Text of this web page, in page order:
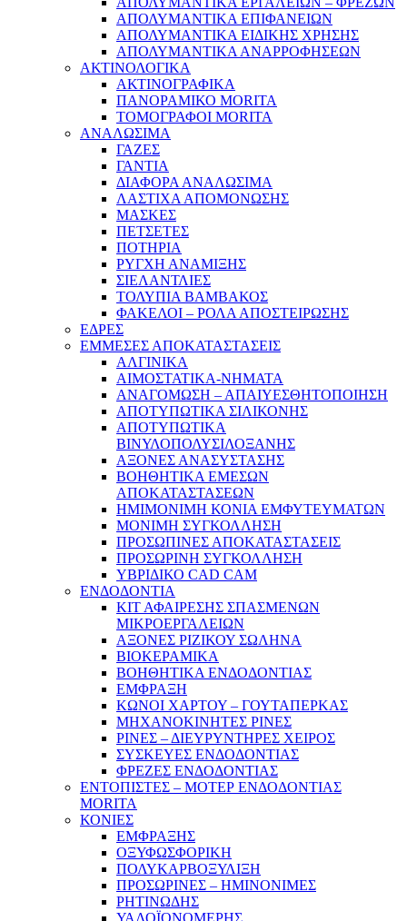
ΑΠΟΛΥΜΑΝΤΙΚΑ ΕΠΙΦΑΝΕΙΩΝ
ΑΠΟΛΥΜΑΝΤΙΚΑ ΕΙΔΙΚΗΣ ΧΡΗΣΗΣ
ΑΠΟΛΥΜΑΝΤΙΚΑ ΑΝΑΡΡΟΦΗΣΕΩΝ
ΑΚΤΙΝΟΛΟΓΙΚΑ
ΑΚΤΙΝΟΓΡΑΦΙΚΑ
ΠΑΝΟΡΑΜΙΚΟ MORITA
ΤΟΜΟΓΡΑΦΟΙ MORITA
ΑΝΑΛΩΣΙΜΑ
ΓΑΖΕΣ
ΓΑΝΤΙΑ
ΔΙΑΦΟΡΑ ΑΝΑΛΩΣΙΜΑ
ΛΑΣΤΙΧΑ ΑΠΟΜΟΝΩΣΗΣ
ΜΑΣΚΕΣ
ΠΕΤΣΕΤΕΣ
ΠΟΤΗΡΙΑ
ΡΥΓΧΗ ΑΝΑΜΙΞΗΣ
ΣΙΕΛΑΝΤΛΙΕΣ
ΤΟΛΥΠΙΑ ΒΑΜΒΑΚΟΣ
ΦΑΚΕΛΟΙ – ΡΟΛΑ ΑΠΟΣΤΕΙΡΩΣΗΣ
ΕΔΡΕΣ
ΕΜΜΕΣΕΣ ΑΠΟΚΑΤΑΣΤΑΣΕΙΣ
ΑΛΓΙΝΙΚΑ
ΑΙΜΟΣΤΑΤΙΚΑ-ΝΗΜΑΤΑ
ΑΝΑΓΟΜΩΣΗ – ΑΠΑΙΥΕΣΘΗΤΟΠΟΙΗΣΗ
ΑΠΟΤΥΠΩΤΙΚΑ ΣΙΛΙΚΟΝΗΣ
ΑΠΟΤΥΠΩΤΙΚΑ
ΒΙΝΥΛΟΠΟΛΥΣΙΛΟΞΑΝΗΣ
ΑΞΟΝΕΣ ΑΝΑΣΥΣΤΑΣΗΣ
ΒΟΗΘΗΤΙΚΑ ΕΜΕΣΩΝ
ΑΠΟΚΑΤΑΣΤΑΣΕΩΝ
ΗΜΙΜΟΝΙΜΗ ΚΟΝΙΑ ΕΜΦΥΤΕΥΜΑΤΩΝ
ΜΟΝΙΜΗ ΣΥΓΚΟΛΛΗΣΗ
ΠΡΟΣΩΠΙΝΕΣ ΑΠΟΚΑΤΑΣΤΑΣΕΙΣ
ΠΡΟΣΩΡΙΝΗ ΣΥΓΚΟΛΛΗΣΗ
ΥΒΡΙΔΙΚΟ CAD CAM
ΕΝΔΟΔΟΝΤΙΑ
ΚΙΤ ΑΦΑΙΡΕΣΗΣ ΣΠΑΣΜΕΝΩΝ
ΜΙΚΡΟΕΡΓΑΛΕΙΩΝ
ΑΞΟΝΕΣ ΡΙΖΙΚΟΥ ΣΩΛΗΝΑ
ΒΙΟΚΕΡΑΜΙΚΑ
ΒΟΗΘΗΤΙΚΑ ΕΝΔΟΔΟΝΤΙΑΣ
ΕΜΦΡΑΞΗ
ΚΩΝΟΙ ΧΑΡΤΟΥ – ΓΟΥΤΑΠΕΡΚΑΣ
ΜΗΧΑΝΟΚΙΝΗΤΕΣ ΡΙΝΕΣ
ΡΙΝΕΣ – ΔΙΕΥΡΥΝΤΗΡΕΣ ΧΕΙΡΟΣ
ΣΥΣΚΕΥΕΣ ΕΝΔΟΔΟΝΤΙΑΣ
ΦΡΕΖΕΣ ΕΝΔΟΔΟΝΤΙΑΣ
ΕΝΤΟΠΙΣΤΕΣ – ΜΟΤΕΡ ΕΝΔΟΔΟΝΤΙΑΣ
MORITA
ΚΟΝΙΕΣ
ΕΜΦΡΑΞΗΣ
ΟΞΥΦΩΣΦΟΡΙΚΗ
ΠΟΛΥΚΑΡΒΟΞΥΛΙΞΗ
ΠΡΟΣΩΡΙΝΕΣ – ΗΜΙΝΟΝΙΜΕΣ
ΡΗΤΙΝΩΔΗΣ
ΥΑΛΟΪΟΝΟΜΕΡΗΣ